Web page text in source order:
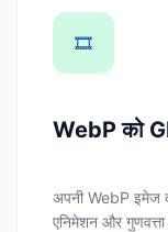
🎞️
WebP को
अपनी WebP इमेज
एनिमेशन और